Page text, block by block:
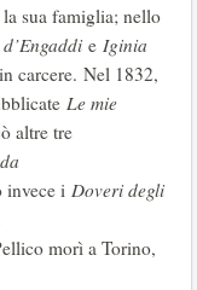
sua famiglia; nello
e Iginia
carcere. Nel 1832,
Le mie
altre tre
invece i Doveri degli
morì a Torino,